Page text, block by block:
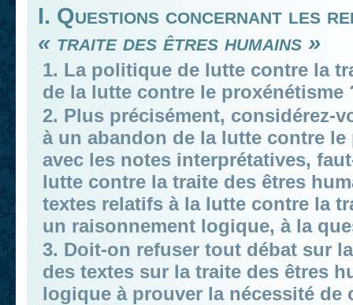
I. Questions concernant les
« traite des êtres humains »
1. La politique de lutte contre la
de la lutte contre le proxénétisme
2. Plus précisément, considérez-
à un abandon de la lutte contre
avec les notes interprétatives,
lutte contre la traite des êtres
textes relatifs à la lutte contre la
un raisonnement logique, à la
3. Doit-on refuser tout débat sur
des textes sur la traite des êtres
logique à prouver la nécessité de